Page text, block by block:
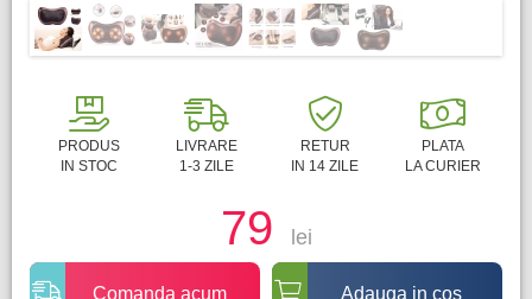
PRODUS
IN STOC
LIVRARE
1-3 ZILE
RETUR
IN 14 ZILE
PLATA
LA CURIER
79 lei
Comanda acum Adauga in cos